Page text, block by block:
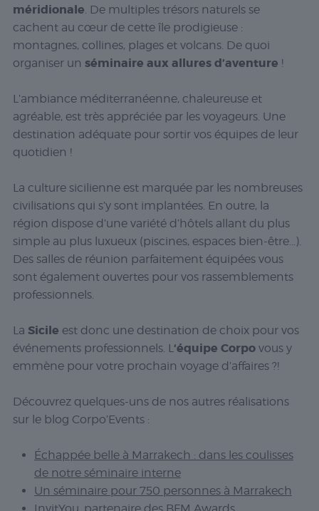
méridionale . De multiples trésors naturels se
cachent au cœur de cette île prodigieuse :
montagnes, collines, plages et volcans. De quoi
organiser un séminaire aux allures d’aventure !
L’ambiance méditerranéenne, chaleureuse et
agréable, est très appréciée par les voyageurs. Une
destination adéquate pour sortir vos équipes de leur
quotidien !
La culture sicilienne est marquée par les nombreuses
civilisations qui s’y sont implantées. En outre, la
région dispose d’une variété d’hôtels allant du plus
simple au plus luxueux (piscines, espaces bien-être…).
Des salles de réunion parfaitement équipées vous
sont également ouvertes pour vos rassemblements
professionnels.
La Sicile est donc une destination de choix pour vos
événements professionnels. L ‘équipe Corpovous y
emmène pour votre prochain voyage d’affaires ?!
Découvrez quelques-uns de nos autres réalisations
sur le blog Corpo’Events :
Échappée belle à Marrakech : dans les coulisses
de notre séminaire interne
Un séminaire pour 750 personnes à Marrakech
InvitYou, partenaire des BFM Awards